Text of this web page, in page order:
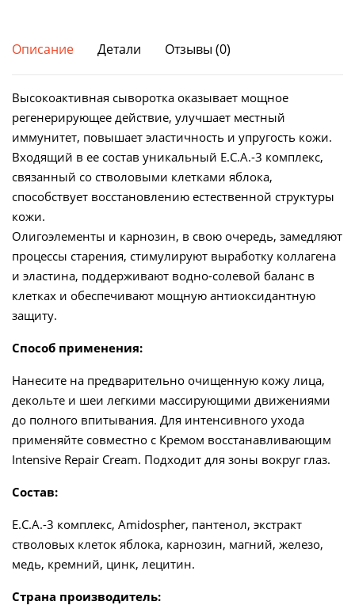
30
Описание Детали Отзывы (0)
Высокоактивная сыворотка оказывает мощное
регенерирующее действие, улучшает местный
иммунитет, повышает эластичность и упругость кожи.
Входящий в ее состав уникальный E.C.A.-3 комплекс,
связанный со стволовыми клетками яблока,
способствует восстановлению естественной структуры
кожи.
Олигоэлементы и карнозин, в свою очередь, замедляют
процессы старения, стимулируют выработку коллагена
и эластина, поддерживают водно-солевой баланс в
клетках и обеспечивают мощную антиоксидантную
защиту.
Способ применения:
Нанесите на предварительно очищенную кожу лица,
декольте и шеи легкими массирующими движениями
до полного впитывания. Для интенсивного ухода
применяйте совместно с Кремом восстанавливающим
Intensive Repair Cream. Подходит для зоны вокруг глаз.
Состав:
E.C.A.-3 комплекс, Amidospher, пантенол, экстракт
стволовых клеток яблока, карнозин, магний, железо,
медь, кремний, цинк, лецитин.
Страна производитель: